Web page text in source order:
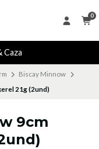
0
Caza
Biscay Minnow
21g (2und)
9cm